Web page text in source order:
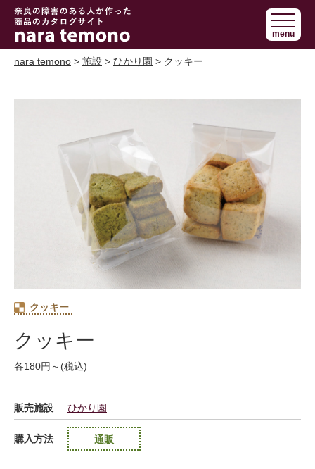
奈良で障害の
ある人の手作
り商品 nara
menu
nara temono > 施設 > ひかり園 > クッキー
クッキー
クッキー
各180円～(税込)
販売施設 ひかり園
購入方法 通販